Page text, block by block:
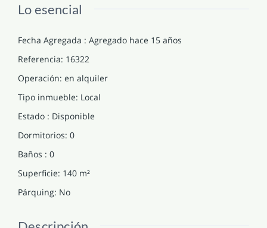
Lo esencial
Fecha Agregada : Agregado hace 15 años
Referencia: 16322
Operación: en alquiler
Tipo inmueble: Local
Estado : Disponible
Dormitorios: 0
Baños : 0
Superficie: 140 m²
Párquing: No